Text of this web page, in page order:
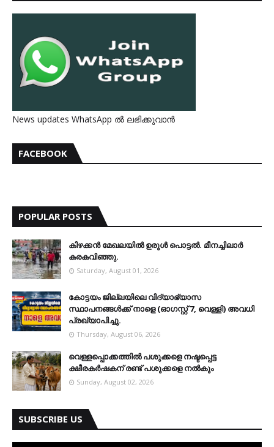
News updates WhatsApp ൽ ലഭിക്കുവാൻ
FACEBOOK
POPULAR POSTS
കിഴക്കന്‍ മേഖലയില്‍ ഉരുള്‍ പൊട്ടല്‍. മീനച്ചിലാര്‍
കരകവിഞ്ഞു.
Saturday, August 01, 2026
കോട്ടയം ജില്ലയിലെ വിദ്യാഭ്യാസ
സ്ഥാപനങ്ങള്‍ക്ക് നാളെ (ഓഗസ്റ്റ് 7, വെള്ളി) അവധി
പ്രഖ്യാപിച്ചു.
Thursday, August 06, 2026
വെള്ളപ്പൊക്കത്തില്‍ പശുക്കളെ നഷ്ടപ്പെട്ട
ക്ഷീരകര്‍ഷകന് രണ്ട് പശുക്കളെ നല്‍കും
Sunday, August 02, 2026
SUBSCRIBE US